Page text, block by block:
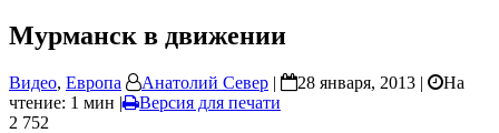
Мурманск в движении
Видео, Европа Анатолий Север | 28 января, 2013 |
На
чтение: 1 мин |
Версия для печати
2 752